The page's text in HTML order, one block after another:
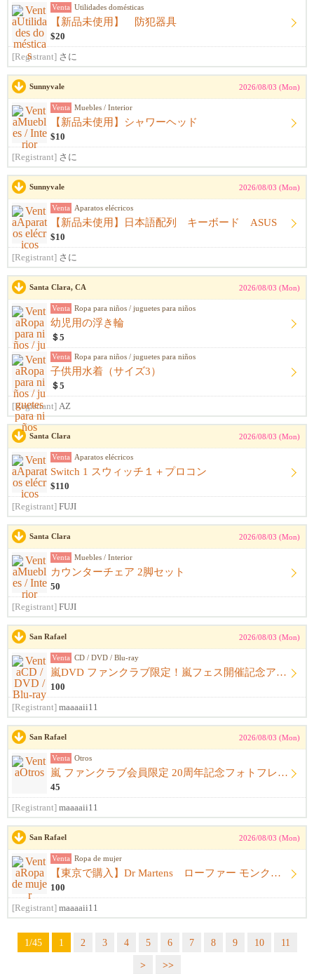
Venta Utilidades domésticas
【新品未使用】 防犯器具
$20
[Registrant] さに
Sunnyvale 2026/08/03 (Mon)
Venta Muebles / Interior
【新品未使用】シャワーヘッド
$10
[Registrant] さに
Sunnyvale 2026/08/03 (Mon)
Venta Aparatos elécricos
【新品未使用】日本語配列 キーボード ASUS
$10
[Registrant] さに
Santa Clara, CA 2026/08/03 (Mon)
Venta Ropa para niños / juguetes para niños
幼児用の浮き輪
＄5
Venta Ropa para niños / juguetes para niños
子供用水着（サイズ3）
＄5
[Registrant] AZ
Santa Clara 2026/08/03 (Mon)
Venta Aparatos elécricos
Switch 1 スウィッチ１＋プロコン
$110
[Registrant] FUJI
Santa Clara 2026/08/03 (Mon)
Venta Muebles / Interior
カウンターチェア 2脚セット
50
[Registrant] FUJI
San Rafael 2026/08/03 (Mon)
Venta CD / DVD / Blu-ray
嵐DVD ファンクラブ限定！嵐フェス開催記念アルバム ウラ嵐マニア CD４枚組
100
[Registrant] maaaaii11
San Rafael 2026/08/03 (Mon)
Venta Otros
嵐 ファンクラブ会員限定 20周年記念フォトフレーム
45
[Registrant] maaaaii11
San Rafael 2026/08/03 (Mon)
Venta Ropa de mujer
【東京で購入】Dr Martens ローファー モンクストラップ 黒 サイズ23.5cm〜24.0cm ドクターマーチン
100
[Registrant] maaaaii11
1/45 1 2 3 4 5 6 7 8 9 10
11
>
>>